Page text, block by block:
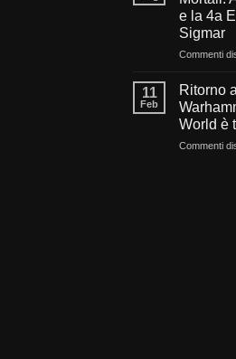
e la 4a
Sigmar
Commenti
11
Feb
Ritorno
World è
Commenti